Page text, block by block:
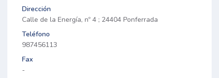
Dirección
Calle de la Energía, nº 4 ; 24404 Ponferrada
Teléfono
987456113
Fax
-